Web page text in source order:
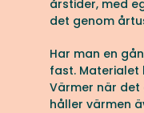
årstider, med
det genom
Har man en
fast. Materialet
Värmer när
håller värmen